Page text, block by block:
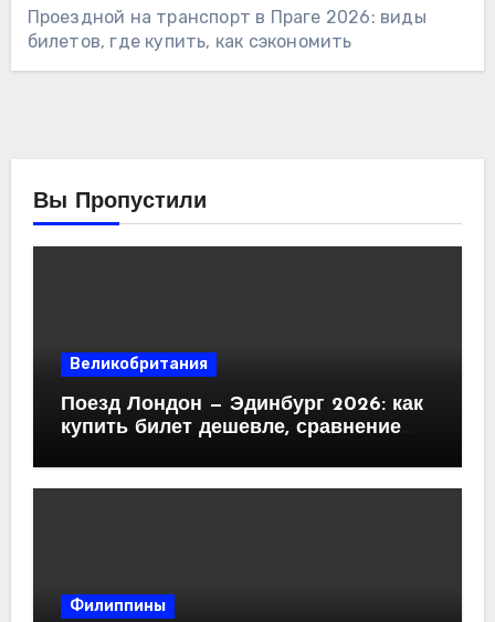
Проездной на транспорт в Праге 2026: виды
билетов, где купить, как сэкономить
Вы Пропустили
Великобритания
Поезд Лондон — Эдинбург 2026: как
купить билет дешевле, сравнение
Филиппины